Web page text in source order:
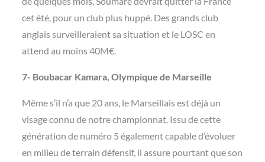
cet été, pour un club plus huppé. Des grands club
anglais surveilleraient sa situation et le LOSC en
attend au moins 40M€.
7- Boubacar Kamara, Olympique de Marseille
Même s’il n’a que 20 ans, le Marseillais est déjà un
visage connu de notre championnat. Issu de cette
génération de numéro 5 également capable d’évoluer
en milieu de terrain défensif, il assure pourtant que son